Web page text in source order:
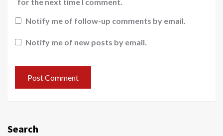
Notify me of follow-up comments by email.
Notify me of new posts by email.
Search